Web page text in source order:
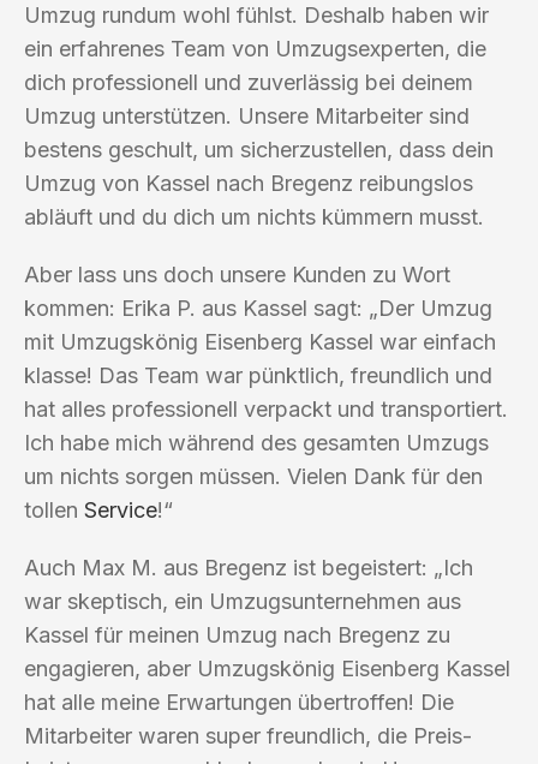
Umzug rundum wohl fühlst. Deshalb haben wir
ein erfahrenes Team von Umzugsexperten, die
dich professionell und zuverlässig bei deinem
Umzug unterstützen. Unsere Mitarbeiter sind
bestens geschult, um sicherzustellen, dass dein
Umzug von Kassel nach Bregenz reibungslos
abläuft und du dich um nichts kümmern musst.
Aber lass uns doch unsere Kunden zu Wort
kommen: Erika P. aus Kassel sagt: „Der Umzug
mit Umzugskönig Eisenberg Kassel war einfach
klasse! Das Team war pünktlich, freundlich und
hat alles professionell verpackt und transportiert.
Ich habe mich während des gesamten Umzugs
um nichts sorgen müssen. Vielen Dank für den
tollen Service!“
Auch Max M. aus Bregenz ist begeistert: „Ich
war skeptisch, ein Umzugsunternehmen aus
Kassel für meinen Umzug nach Bregenz zu
engagieren, aber Umzugskönig Eisenberg Kassel
hat alle meine Erwartungen übertroffen! Die
Mitarbeiter waren super freundlich, die Preis-